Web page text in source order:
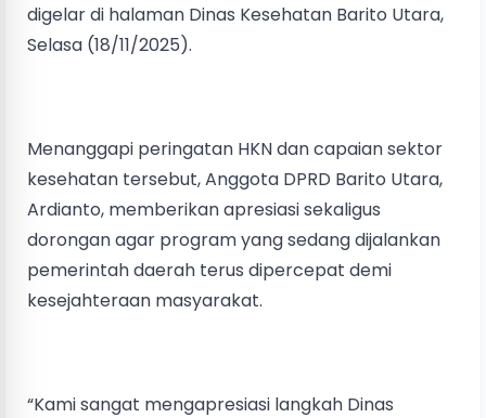
digelar di halaman Dinas Kesehatan Barito Utara,
Selasa (18/11/2025).
Menanggapi peringatan HKN dan capaian sektor
kesehatan tersebut, Anggota DPRD Barito Utara,
Ardianto, memberikan apresiasi sekaligus
dorongan agar program yang sedang dijalankan
pemerintah daerah terus dipercepat demi
kesejahteraan masyarakat.
“Kami sangat mengapresiasi langkah Dinas